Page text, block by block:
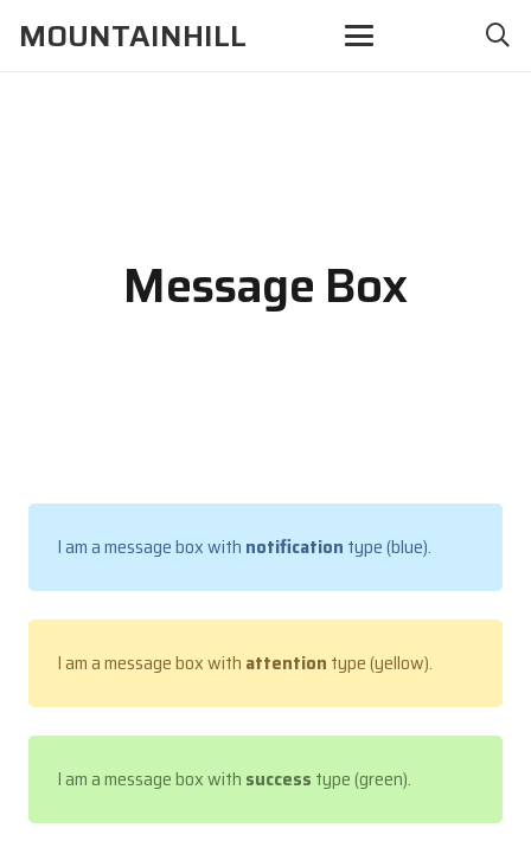
MOUNTAINHILL
Message Box
I am a message box with notification type (blue).
I am a message box with attention type (yellow).
I am a message box with success type (green).